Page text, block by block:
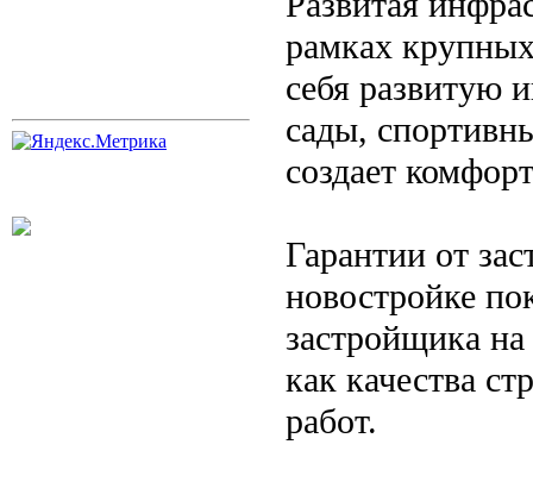
рамках
себя развитую
сады,
создает
Гарантии от
новостройке
застройщика
как качества
работ.